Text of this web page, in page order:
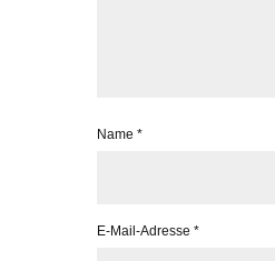
Name *
E-Mail-Adresse *